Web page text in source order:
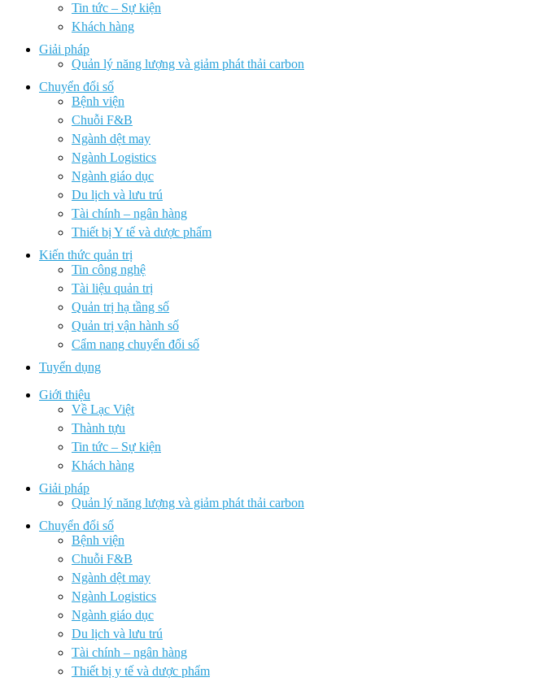
Tin tức – Sự kiện
Khách hàng
Giải pháp
Quản lý năng lượng và giảm phát thải carbon
Chuyển đổi số
Bệnh viện
Chuỗi F&B
Ngành dệt may
Ngành Logistics
Ngành giáo dục
Du lịch và lưu trú
Tài chính – ngân hàng
Thiết bị Y tế và dược phẩm
Kiến thức quản trị
Tin công nghệ
Tài liệu quản trị
Quản trị hạ tầng số
Quản trị vận hành số
Cẩm nang chuyển đổi số
Tuyển dụng
Giới thiệu
Về Lạc Việt
Thành tựu
Tin tức – Sự kiện
Khách hàng
Giải pháp
Quản lý năng lượng và giảm phát thải carbon
Chuyển đổi số
Bệnh viện
Chuỗi F&B
Ngành dệt may
Ngành Logistics
Ngành giáo dục
Du lịch và lưu trú
Tài chính – ngân hàng
Thiết bị y tế và dược phẩm